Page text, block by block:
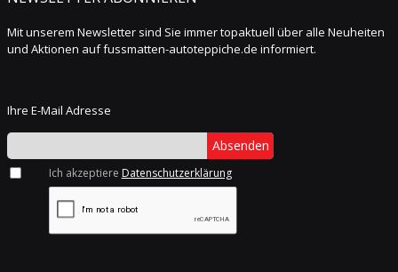
Mit unserem Newsletter sind Sie immer topaktuell über alle Neuheiten
und Aktionen auf fussmatten-autoteppiche.de informiert.
Ihre E-Mail Adresse
Absenden
Ich akzeptiere Datenschutzerklärung